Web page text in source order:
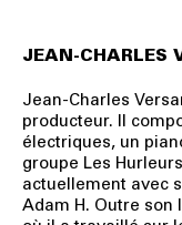
JEAN-CHARLES
Jean-Charles
producteur. Il
électriques, un
groupe Les
actuellement avec
Adam H. Outre son